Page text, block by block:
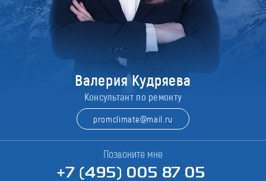
Валерия Кудряева
Консультант по ремонту
promclimate@mail.ru
Позвоните мне
+7 (495) 005 87 05